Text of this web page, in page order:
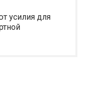
усилия для